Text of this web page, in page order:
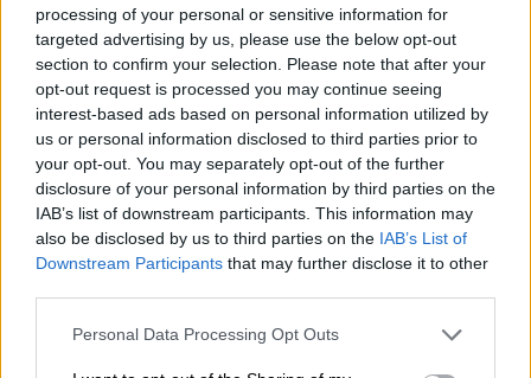
processing of your personal or sensitive information for
targeted advertising by us, please use the below opt-out
section to confirm your selection. Please note that after your
opt-out request is processed you may continue seeing
interest-based ads based on personal information utilized by
us or personal information disclosed to third parties prior to
your opt-out. You may separately opt-out of the further
disclosure of your personal information by third parties on the
IAB’s list of downstream participants. This information may
also be disclosed by us to third parties on the IAB’s List of
Downstream Participants that may further disclose it to other
Personal Data Processing Opt Outs
Θάλασσα και πισίνα: Πώς θα
προστατεύσουμε τα αυτιά μας το
καλοκαίρι
09/08/2026 , 14:44
Πλαταμώνας: Ανησυχία κατοίκων και
παραθεριστών για θολό νερό στο δίκτυο
ύδρευσης
Ερυθρός Σταυρός: Ασθενής ξυλοκόπησε